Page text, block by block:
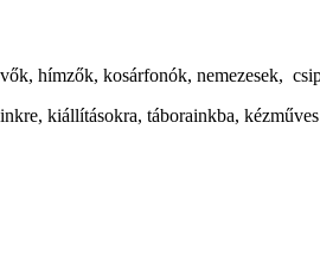
hímzők, kosárfonók, nemezesek,
kiállításokra, táborainkba,